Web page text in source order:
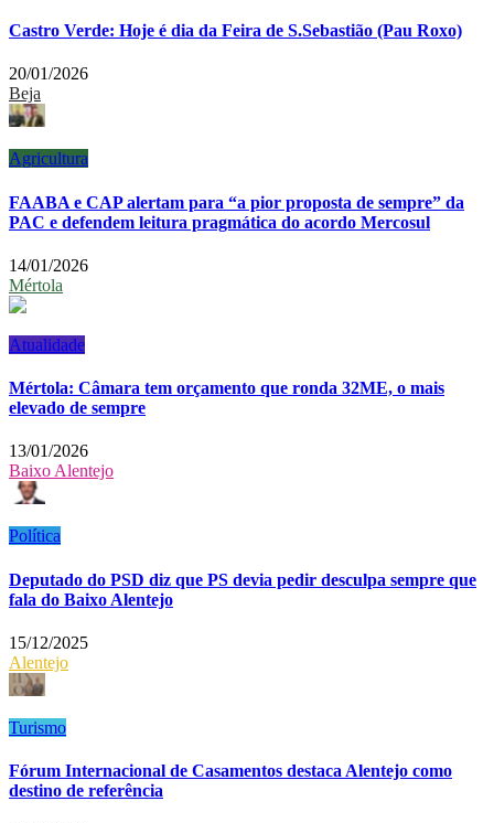
Castro Verde: Hoje é dia da Feira de S.Sebastião (Pau Roxo)
20/01/2026
Beja
Agricultura
FAABA e CAP alertam para “a pior proposta de sempre” da
PAC e defendem leitura pragmática do acordo Mercosul
14/01/2026
Mértola
Atualidade
Mértola: Câmara tem orçamento que ronda 32ME, o mais
elevado de sempre
13/01/2026
Baixo Alentejo
Política
Deputado do PSD diz que PS devia pedir desculpa sempre que
fala do Baixo Alentejo
15/12/2025
Alentejo
Turismo
Fórum Internacional de Casamentos destaca Alentejo como
destino de referência